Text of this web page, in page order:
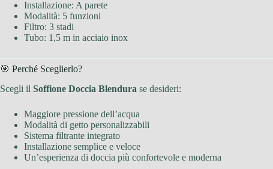
Installazione: A parete
Modalità: 5 funzioni
Filtro: 3 stadi
Tubo: 1,5 m in acciaio inox
🎯 Perché Sceglierlo?
Scegli il Soffione Doccia Blendura se desideri:
Maggiore pressione dell’acqua
Modalità di getto personalizzabili
Sistema filtrante integrato
Installazione semplice e veloce
Un’esperienza di doccia più confortevole e moderna